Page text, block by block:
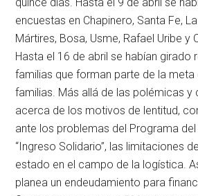
encuestas en Chapinero, Santa Fe,
Mártires, Bosa, Usme, Rafael Uribe y
Hasta el 16 de abril se habían girado
familias que forman parte de la meta
familias. Más allá de las polémicas y
acerca de los motivos de lentitud,
ante los problemas del Programa
“Ingreso Solidario”, las limitaciones
estado en el campo de la logística.
planea un endeudamiento para